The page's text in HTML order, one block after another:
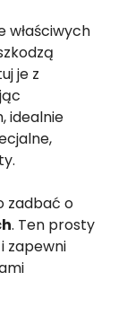
właściwych
je z
idealnie
zadbać o
. Ten prosty
zapewni